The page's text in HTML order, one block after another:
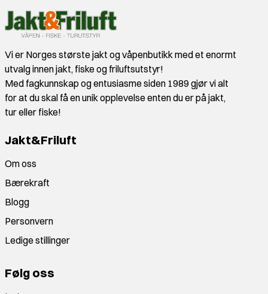
Vi er Norges største jakt og våpenbutikk med et enormt
utvalg innen jakt, fiske og friluftsutstyr!
Med fagkunnskap og entusiasme siden 1989 gjør vi alt
for at du skal få en unik opplevelse enten du er på jakt,
tur eller fiske!
Jakt&Friluft
Om oss
Bærekraft
Blogg
Personvern
Ledige stillinger
Følg oss